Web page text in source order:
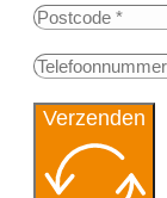
Verzenden